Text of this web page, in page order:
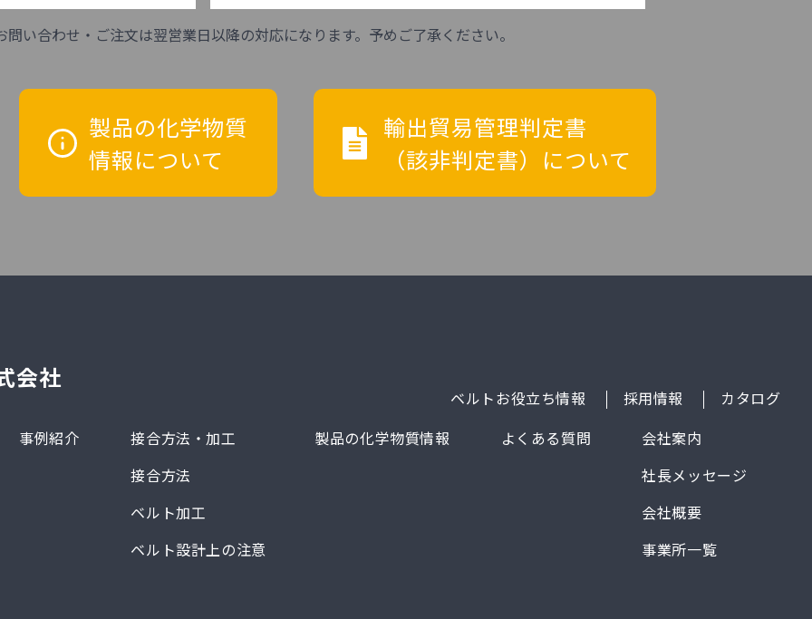
い合わせ・ご注文は翌営業日以降の対応になります。予めご了承ください。
製品の化学物質
情報について
輸出貿易管理判定書
（該非判定書）について
会社
事例紹介
接合方法・加工
接合方法
ベルト加工
ベルト設計上の注意
製品の化学物質情報 よくある質問
会社案内
社長メッセージ
会社概要
事業所一覧
ベルトお役立ち情報 採用情報 カタログ